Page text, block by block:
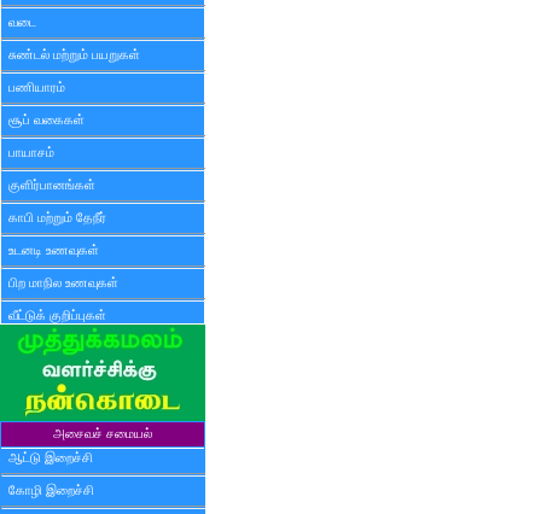
வடை
சுண்டல் மற்றும் பயறுகள்
பணியாரம்
சூப் வகைகள்
பாயாசம்
குளிர்பானங்கள்
காபி மற்றும் தேநீர்
உடனடி உணவுகள்
பிற மாநில உணவுகள்
வீட்டுக் குறிப்புகள்
அசைவச் சமையல்
ஆட்டு இறைச்சி
கோழி இறைச்சி